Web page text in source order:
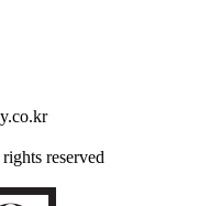
reserved